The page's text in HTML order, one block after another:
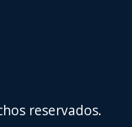
reservados.